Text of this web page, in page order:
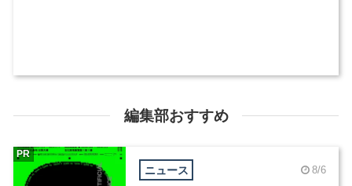
編集部おすすめ
ニュース 8/6
PR